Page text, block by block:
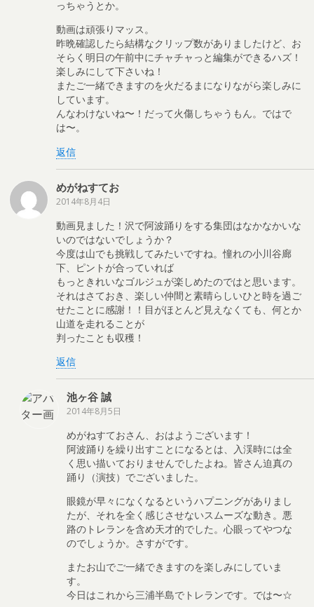
っちゃうとか。
動画は頑張りマッス。
昨晩確認したら結構なクリップ数がありましたけど、お
そらく明日の午前中にチャチャっと編集ができるハズ！
楽しみにして下さいね！
またご一緒できますのを火だるまになりながら楽しみに
しています。
んなわけないね〜！だって火傷しちゃうもん。ではで
は〜。
返信
めがねすてお
2014年8月4日
動画見ました！沢で阿波踊りをする集団はなかなかいな
いのではないでしょうか？
今度は山でも挑戦してみたいですね。憧れの小川谷廊
下、ピントが合っていれば
もっときれいなゴルジュが楽しめたのではと思います。
それはさておき、楽しい仲間と素晴らしいひと時を過ご
せたことに感謝！！目がほとんど見えなくても、何とか
山道を走れることが
判ったことも収穫！
返信
池ヶ谷 誠
2014年8月5日
めがねすておさん、おはようございます！
阿波踊りを繰り出すことになるとは、入渓時には全
く思い描いておりませんでしたよね。皆さん迫真の
踊り（演技）でございました。
眼鏡が早々になくなるというハプニングがありまし
たが、それを全く感じさせないスムーズな動き。悪
路のトレランを含め天才的でした。心眼ってやつな
のでしょうか。さすがです。
またお山でご一緒できますのを楽しみにしていま
す。
今日はこれから三浦半島でトレランです。では〜☆